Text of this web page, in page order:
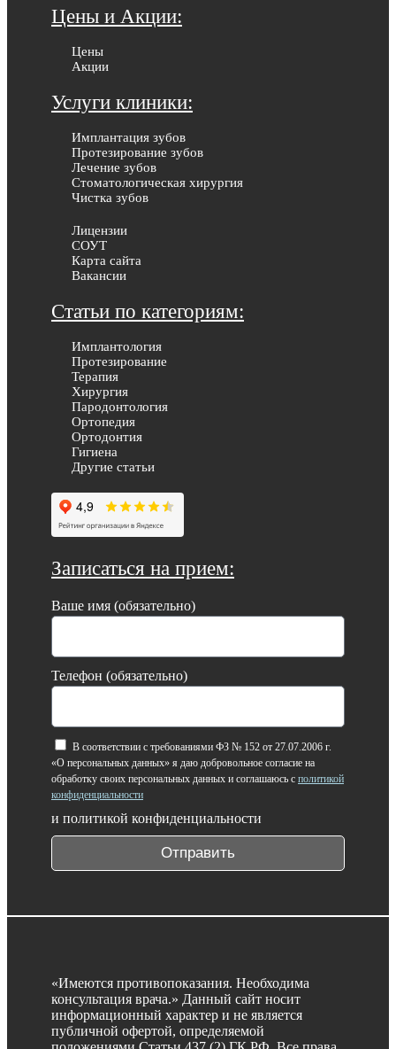
Цены и Акции:
Цены
Акции
Услуги клиники:
Имплантация зубов
Протезирование зубов
Лечение зубов
Стоматологическая хирургия
Чистка зубов
Лицензии
СОУТ
Карта сайта
Вакансии
Статьи по категориям:
Имплантология
Протезирование
Терапия
Хирургия
Пародонтология
Ортопедия
Ортодонтия
Гигиена
Другие статьи
Записаться на прием:
Ваше имя (обязательно)
Телефон (обязательно)
В соответствии с требованиями ФЗ № 152 от 27.07.2006 г.
«О персональных данных» я даю добровольное согласие на
обработку своих персональных данных и соглашаюсь с политикой
конфиденциальности
и политикой конфиденциальности
Отправить
«Имеются противопоказания. Необходима
консультация врача.» Данный сайт носит
информационный характер и не является
публичной офертой, определяемой